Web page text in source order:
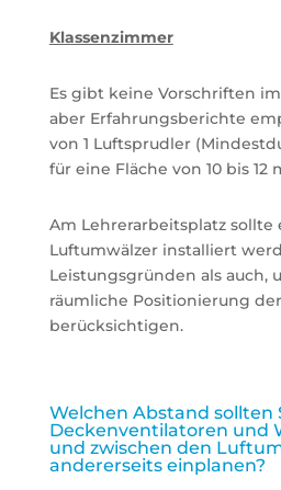
Klassenzimmer
Es gibt keine Vorschriften
aber Erfahrungsberichte
von 1 Luftsprudler
für eine Fläche von 10 bis 12
Am Lehrerarbeitsplatz sollte
Luftumwälzer installiert
Leistungsgründen als auch,
räumliche Positionierung
berücksichtigen.
Welchen Abstand sollten
Deckenventilatoren und
und zwischen den
andererseits einplanen?